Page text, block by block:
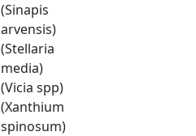
(Sinapis
arvensis)
(Stellaria
media)
(Vicia spp)
(Xanthium
spinosum)